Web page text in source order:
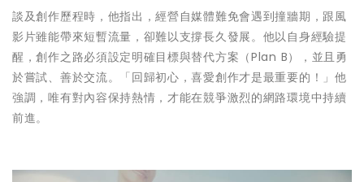
談及創作歷程時，他指出，經營自媒體難免會遇到撞牆期，跟風
影片雖能帶來短暫流量，卻難以支撐長久發展。他以自身經驗提
醒，創作之路必須設定明確目標與替代方案（Plan B），並且勇
於嘗試、善於交流。「回歸初心，喜愛創作才是最重要的！」他
強調，唯有對內容保持熱情，才能在競爭激烈的網路環境中持續
前進。